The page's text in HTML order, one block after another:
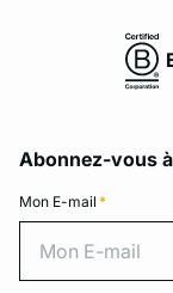
Abonnez-vous
Mon E-mail *